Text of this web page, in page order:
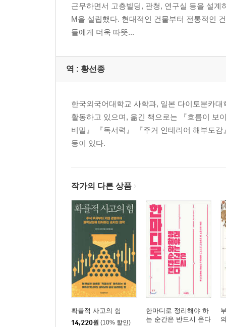
맺음말근무하면서 고층빌딩, 관청, 연구실 등을 설
M을 설립했다. 현대적인 건물부터 전통적인
들에게 더욱 따뜻...
역 : 황선종
한국외국어대학교 사학과, 일본 다이토분카
활동하고 있으며, 옮긴 책으로는 『흐름이 보
비밀』 『독서력』 『주거 인테리어 해부도
등이 있다.
작가의 다른 상품
확률적 사고의 힘
14,220원 (10% 할인)
한마디로 정리해야 하
는 순간은 반드시 온다